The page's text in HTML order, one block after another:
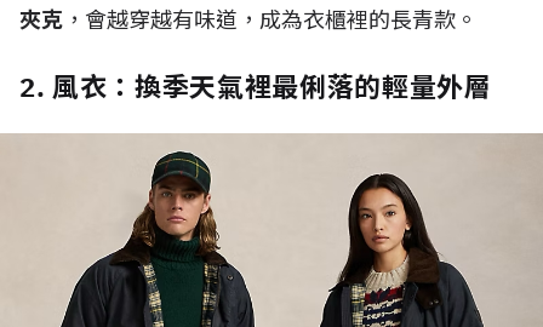
夾克 ，會越穿越有味道，成為衣櫃裡的長青款。
2. 風衣：換季天氣裡最俐落的輕量外層